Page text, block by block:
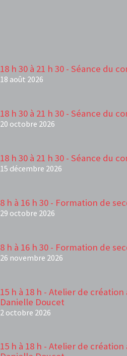
18 h 30 à 21 h 30 - Séance du
18 août 2026
18 h 30 à 21 h 30 - Séance du
20 octobre 2026
18 h 30 à 21 h 30 - Séance du
15 décembre 2026
8 h à 16 h 30 - Formation de
29 octobre 2026
8 h à 16 h 30 - Formation de
26 novembre 2026
15 h à 18 h - Atelier de
Danielle Doucet
2 octobre 2026
15 h à 18 h - Atelier de